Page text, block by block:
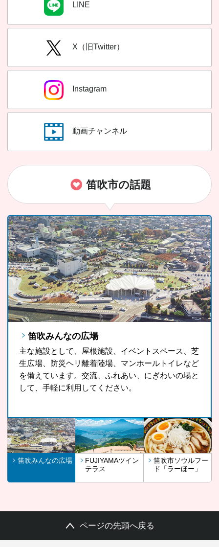
LINE
X（旧Twitter）
Instagram
動画チャンネル
笛吹市の話題
笛吹みんなの広場
主な施設として、屋根施設、イベントスペース、芝
生広場、防災ヘリ離着陸場、マンホールトイレなど
を備えています。交流、ふれあい、にぎわいの場と
して、手軽に利用してください。
FUJIYAMAツインテラス
FUJIYAMAツインテラスは、河口湖や山中湖、世界
文化遺産に登録されている富士山が一望できる眺望
スポットです。
笛吹市ソウルフード「ラーほー」
山梨県の郷土料理である「ほうとう」をもっと気軽
に、もっと多くの観光客の皆さんに、また地域の皆
さんに召し上がっていただきたいという思いから開
発したラーほー。お気に入りの1杯を見つけてみま
笛吹みんなの広場
FUJIYAMAツイン
テラス
笛吹市ソウルフー
ド「ラーほー」
ページの先頭へ戻る